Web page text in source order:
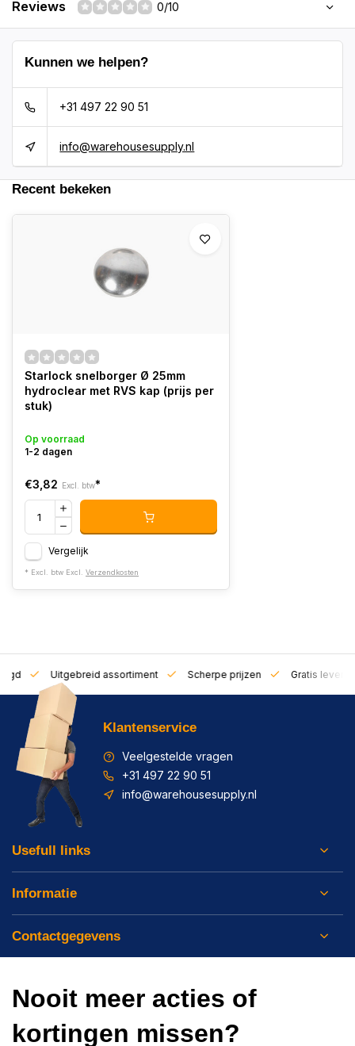
Reviews 0/10
Kunnen we helpen?
+31 497 22 90 51
info@warehousesupply.nl
Recent bekeken
Starlock snelborger Ø 25mm
hydroclear met RVS kap (prijs per
stuk)
Op voorraad
1-2 dagen
€3,82 Excl. btw*
Vergelijk
* Excl. btw Excl. Verzendkosten
Uitgebreid assortiment Scherpe prijzen Gratis
Klantenservice
Veelgestelde vragen
+31 497 22 90 51
info@warehousesupply.nl
Usefull links
Informatie
Contactgegevens
Nooit meer acties of
kortingen missen?